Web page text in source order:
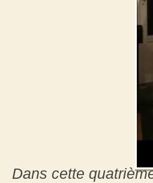
Dans cette